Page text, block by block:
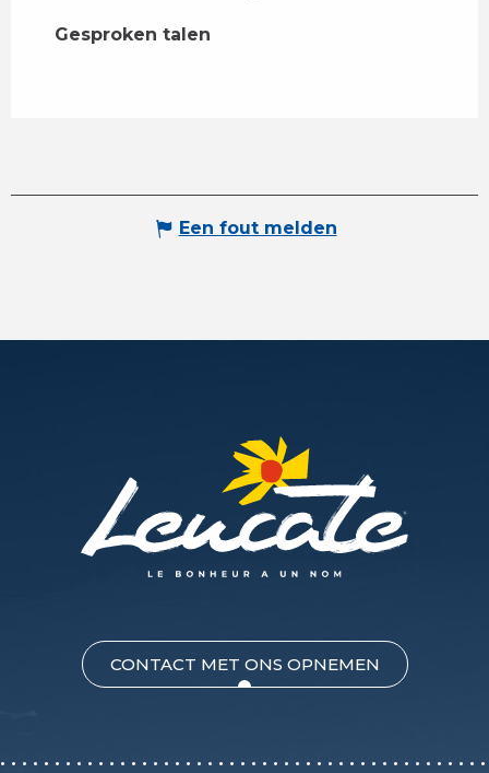
Gesproken talen
Gesproken talen
Een fout melden
CONTACT MET ONS OPNEMEN